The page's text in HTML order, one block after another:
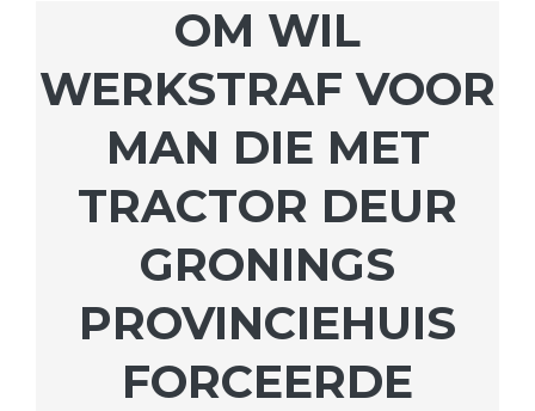
OM WIL
WERKSTRAF VOOR
MAN DIE MET
TRACTOR DEUR
GRONINGS
PROVINCIEHUIS
FORCEERDE